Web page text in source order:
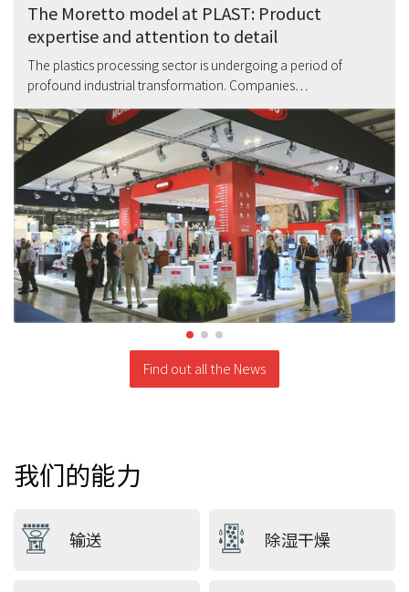
The Moretto model at PLAST: Product
expertise and attention to detail
The plastics processing sector is undergoing a period of
profound industrial transformation. Companies…
Find out all the News
我们的能力
输送 除湿干燥